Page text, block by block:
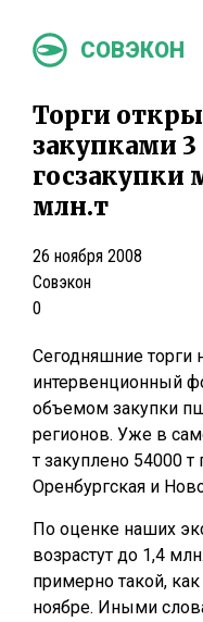
СОВЭКОН
Торги
закупками 3
госзакупки
млн.т
26 ноября 2008
Совэкон
0
Сегодняшние торги
интервенционный
объемом закупки
регионов. Уже в
т закуплено 54000
Оренбургская и
По оценке наших
возрастут до 1,4
примерно такой,
ноябре. Иными